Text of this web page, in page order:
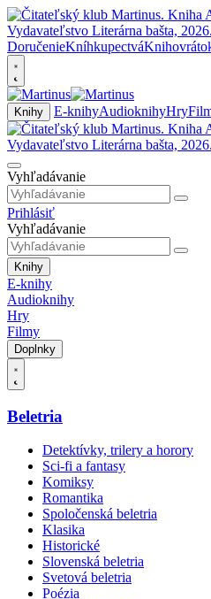
DoručenieKníhkupectvá
Knihy E-knihyAudioknihyHry
Vyhľadávanie
Prihlásiť
Vyhľadávanie
Knihy
E-knihy
Audioknihy
Hry
Filmy
Doplnky
Beletria
Detektívky, trilery a horory
Sci-fi a fantasy
Komiksy
Romantika
Spoločenská beletria
Klasika
Historické
Slovenská beletria
Svetová beletria
Poézia